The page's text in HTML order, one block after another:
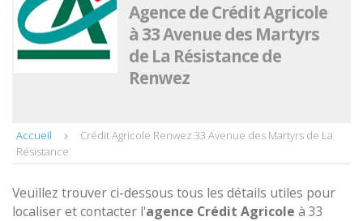
Agence de Crédit Agricole
à 33 Avenue des Martyrs
de La Résistance de
Renwez
Accueil
Crédit Agricole Renwez 33 Avenue des Martyrs de La
Résistance
Veuillez trouver ci-dessous tous les détails utiles pour
localiser et contacter l'agence Crédit Agricole à 33